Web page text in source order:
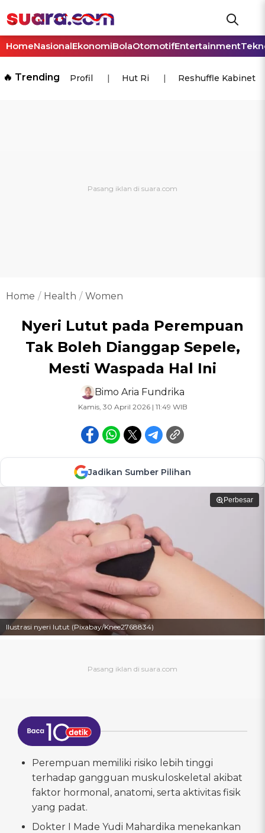
HomeNasionalEkonomiBolaOtomotifEntertainment
🔥 Trending Profil Hut Ri Reshuffle Kabinet
Home Health Women
Nyeri Lutut pada Perempuan
Tak Boleh Dianggap Sepele,
Mesti Waspada Hal Ini
Bimo Aria Fundrika
Kamis, 30 April 2026 | 11:49 WIB
Jadikan Sumber Pilihan
Perbesar
Ilustrasi nyeri lutut (Pixabay/Knee2768834)
Perempuan memiliki risiko lebih tinggi
terhadap gangguan muskuloskeletal akibat
faktor hormonal, anatomi, serta aktivitas fisik
yang padat.
Dokter I Made Yudi Mahardika menekankan